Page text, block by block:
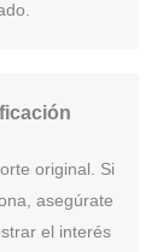
original. Si
asegúrate
el interés